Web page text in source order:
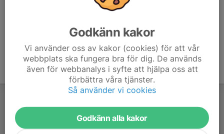
Godkänn kakor
Vi använder oss av kakor (cookies) för att vår
webbplats ska fungera bra för dig. De används
även för webbanalys i syfte att hjälpa oss att
förbättra våra tjänster.
Så använder vi cookies
Godkänn alla kakor